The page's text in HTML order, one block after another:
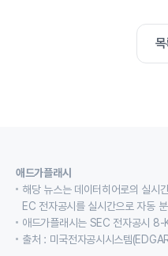
목
애드가플래시
해당 뉴스는 데이터히어로의 실시
EC 전자공시를 실시간으로 자동
애드가플래시는 SEC 전자공시 8-
출처 : 미국전자공시시스템